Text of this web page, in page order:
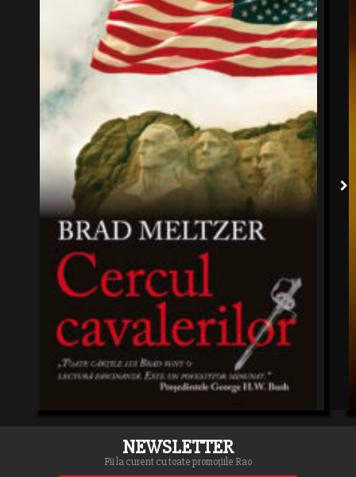
NEWSLETTER
Fii la curent cu toate promoțiile Rao